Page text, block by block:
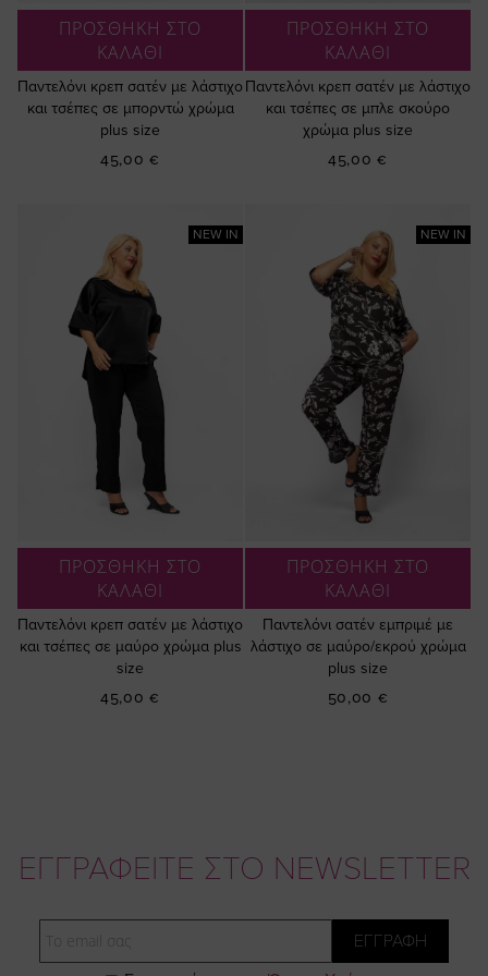
ΠΡΟΣΘΗΚΗ ΣΤΟ
ΚΑΛΑΘΙ
Παντελόνι κρεπ σατέν με λάστιχο
και τσέπες σε μπορντώ χρώμα
plus size
45,00 €
ΠΡΟΣΘΗΚΗ ΣΤΟ
ΚΑΛΑΘΙ
Παντελόνι κρεπ σατέν με λάστιχο
και τσέπες σε μπλε σκούρο
χρώμα plus size
45,00 €
NEW IN
ΠΡΟΣΘΗΚΗ ΣΤΟ
ΚΑΛΑΘΙ
Παντελόνι κρεπ σατέν με λάστιχο
και τσέπες σε μαύρο χρώμα plus
size
45,00 €
NEW IN
ΠΡΟΣΘΗΚΗ ΣΤΟ
ΚΑΛΑΘΙ
Παντελόνι σατέν εμπριμέ με
λάστιχο σε μαύρο/εκρού χρώμα
plus size
50,00 €
ΕΓΓΡΑΦΕΙΤΕ ΣΤΟ NEWSLETTER
ΕΓΓΡΑΦΗ